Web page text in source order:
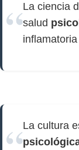
La ciencia
salud
La cultura